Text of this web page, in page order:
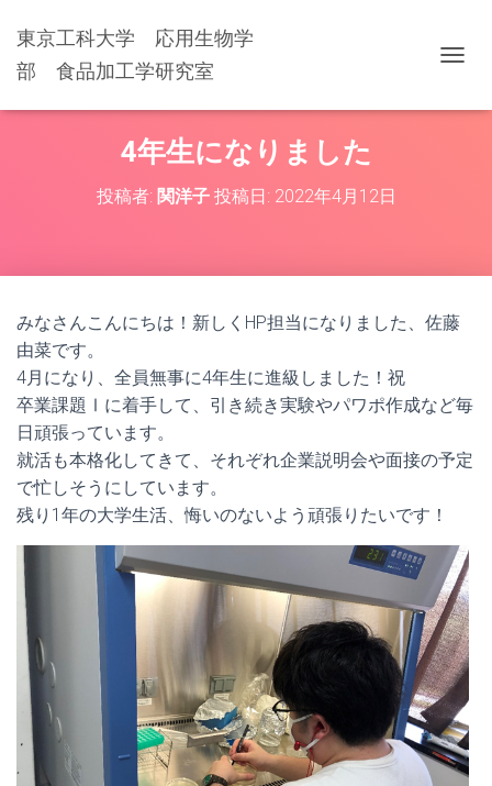
東京工科大学 応用生物学
部 食品加工学研究室
ゲ
替
4年生になりました
投稿者: 関洋子投稿日: 2022年4月12日
みなさんこんにちは！新しくHP担当になりました、佐藤
由菜です。
4月になり、全員無事に4年生に進級しました！祝
卒業課題Ⅰに着手して、引き続き実験やパワポ作成など毎
日頑張っています。
就活も本格化してきて、それぞれ企業説明会や面接の予定
で忙しそうにしています。
残り1年の大学生活、悔いのないよう頑張りたいです！